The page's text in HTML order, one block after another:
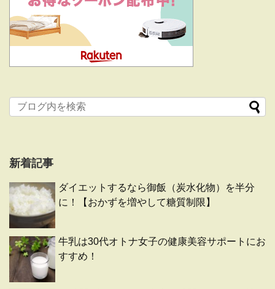
新着記事
ダイエットするなら御飯（炭水化物）を半分
に！【おかずを増やして糖質制限】
牛乳は30代オトナ女子の健康美容サポートにお
すすめ！